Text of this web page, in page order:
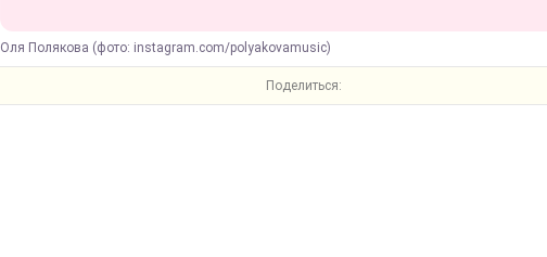
Оля Полякова (фото: instagram.com/polyakovamusic)
Поделиться: